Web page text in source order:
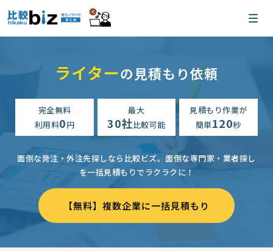
ライターの見積もり依頼
完全無料
利用料0円
最大
30社比較可能
見積もり作業が
簡単120秒
面倒な発注・外注先探しなら比較ビズ。 面倒な専門家・業者探し
を一括見積もりでラクラクに！
【無料】複数企業に一括見積もり